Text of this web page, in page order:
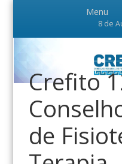
8 de
Crefito
de